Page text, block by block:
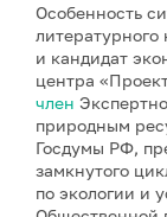
Особенность
литературного
и кандидат
центра
член
природным
Госдумы РФ,
замкнутого
по экологии и